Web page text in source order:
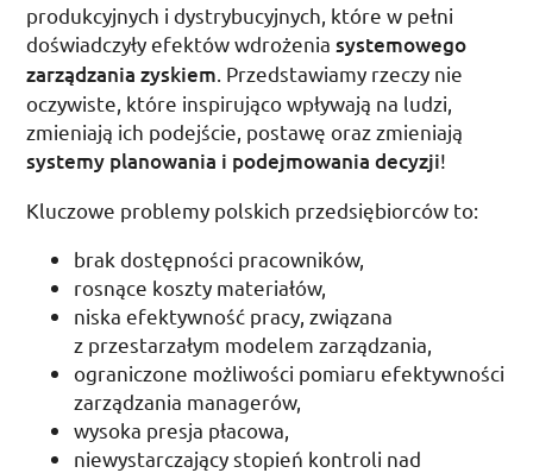
produkcyjnych i dystrybucyjnych, które w pełni
doświadczyły efektów wdrożeniasystemowego
zarządzania zyskiem . Przedstawiamy rzeczy nie
oczywiste, które inspirująco wpływają na ludzi,
zmieniają ich podejście, postawę oraz zmieniają
systemy planowania i podejmowania decyzji!
Kluczowe problemy polskich przedsiębiorców to:
brak dostępności pracowników,
rosnące koszty materiałów,
niska efektywność pracy, związana
z przestarzałym modelem zarządzania,
ograniczone możliwości pomiaru efektywności
zarządzania managerów,
wysoka presja płacowa,
niewystarczający stopień kontroli nad